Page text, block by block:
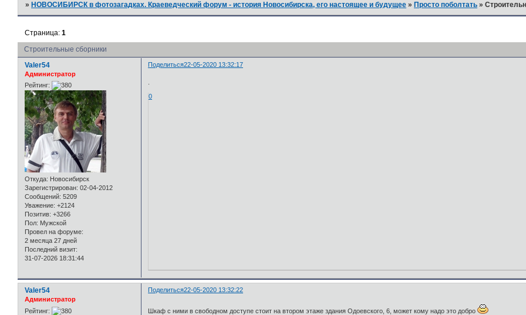
»НОВОСИБИРСК в фотозагадках. Краеведческий форум - история Новосибирска, его настоящее и будущее »Просто поболтать »
Строительные сборники
Страница:1
Поделиться22-05-2020 13:32:17
Valer54
Администратор
Рейтинг:
Откуда: Новосибирск
Зарегистрирован: 02-04-2012
Сообщений: 5209
Уважение: +2124
Позитив: +3266
Пол: Мужской
Провел на форуме:
2 месяца 27 дней
Последний визит:
31-07-2026 18:31:44
0
Поделиться22-05-2020 13:32:22
Valer54
Администратор
Рейтинг:
Шкаф с ними в свободном доступе стоит на втором этаже здания Одоевского, 6, может кому надо это добро